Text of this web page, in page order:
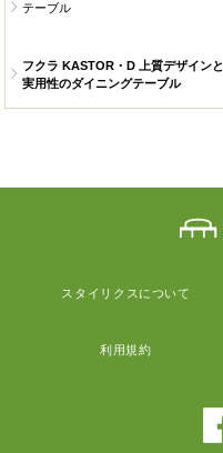
テーブル
フクラ KASTOR・D 上質デザインと
実用性のダイニングテーブル
スタイリクスについて
利用規約